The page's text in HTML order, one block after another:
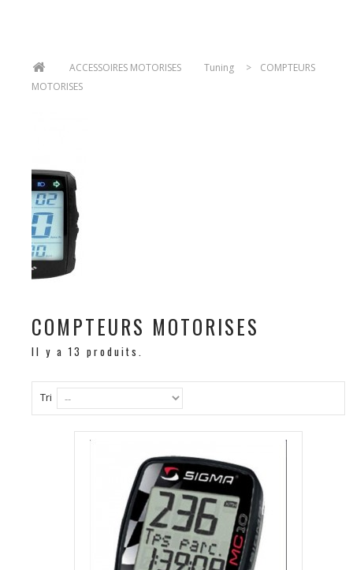
ACCESSOIRES MOTORISES Tuning >
COMPTEURS
MOTORISES
COMPTEURS MOTORISES
Il y a 13 produits.
Tri